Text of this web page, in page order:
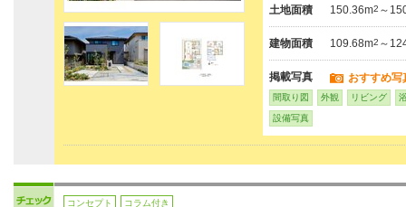
土地面積 150.36m2 ～
建物面積 109.68m2 ～
掲載写真 おすすめ写
間取り図 外観 リビング
設備写真
コンセプト コラム付き